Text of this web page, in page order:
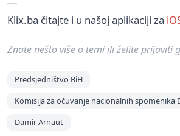
Klix.ba čitajte i u našoj aplikaciji za
Znate nešto više o temi ili želite prijaviti
Predsjedništvo BiH
Komisija za očuvanje nacionalnih spomenika
Damir Arnaut